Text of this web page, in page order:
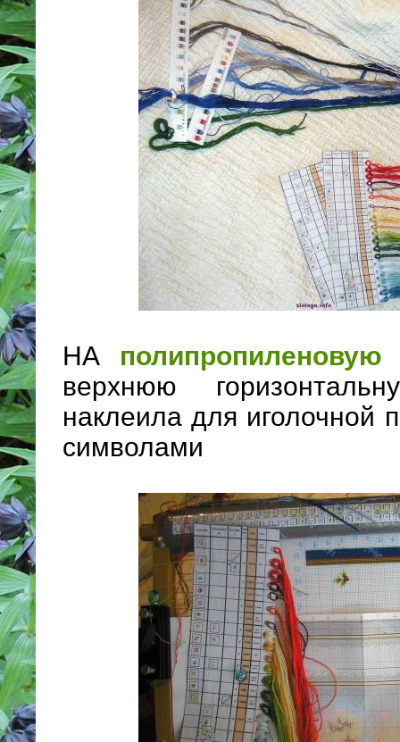
НА полипропиленовую
верхнюю
наклеила для иголочной
символами